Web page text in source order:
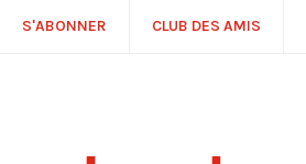
S'ABONNER CLUB DES AMIS